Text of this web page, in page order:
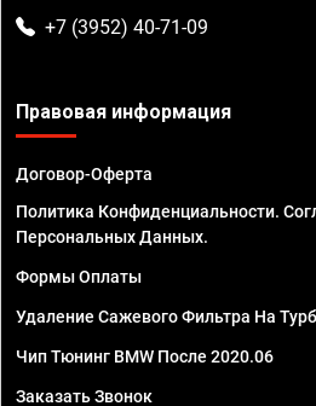
+7 (3952) 40-71-09
Правовая информация
Договор-Оферта
Политика Конфиденциальности.
Персональных Данных.
Формы Оплаты
Удаление Сажевого Фильтра На
Чип Тюнинг BMW После 2020.06
Заказать Звонок